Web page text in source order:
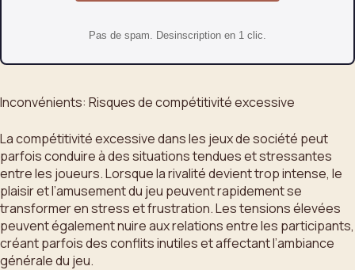
Pas de spam. Desinscription en 1 clic.
Inconvénients: Risques de compétitivité excessive
La compétitivité excessive dans les jeux de société peut
parfois conduire à des situations tendues et stressantes
entre les joueurs. Lorsque la rivalité devient trop intense, le
plaisir et l’amusement du jeu peuvent rapidement se
transformer en stress et frustration. Les tensions élevées
peuvent également nuire aux relations entre les participants,
créant parfois des conflits inutiles et affectant l’ambiance
générale du jeu.